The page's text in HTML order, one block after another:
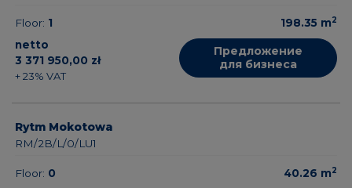
Floor: 1
netto
3 371 950,00 zł
+ 23% VAT
198.35 m2
Предложение
для бизнеса
Rytm Mokotowa
RM/2B/L/0/LU1
Floor: 0
40.26 m2